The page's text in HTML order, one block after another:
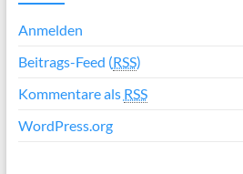
Anmelden
Beitrags-Feed (RSS)
Kommentare als RSS
WordPress.org